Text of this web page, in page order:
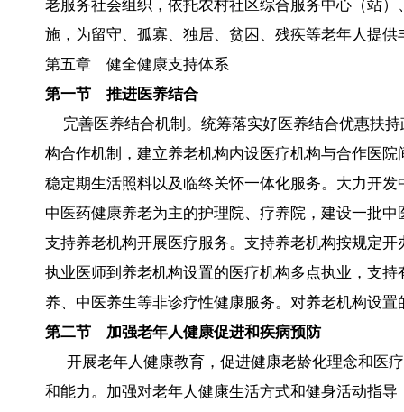
老服务社会组织，依托农村社区综合服务中心（站
施，为留守、孤寡、独居、贫困、残疾等老年人提
第五章 健全健康支持体系
第一节 推进医养结合
完善医养结合机制。统筹落实好医养结合优惠扶
构合作机制，建立养老机构内设医疗机构与合作医
稳定期生活照料以及临终关怀一体化服务。大力开
中医药健康养老为主的护理院、疗养院，建设一批
支持养老机构开展医疗服务。支持养老机构按规定
执业医师到养老机构设置的医疗机构多点执业，支
养、中医养生等非诊疗性健康服务。对养老机构设
第二节 加强老年人健康促进和疾病预防
开展老年人健康教育，促进健康老龄化理念和医
和能力。加强对老年人健康生活方式和健身活动指